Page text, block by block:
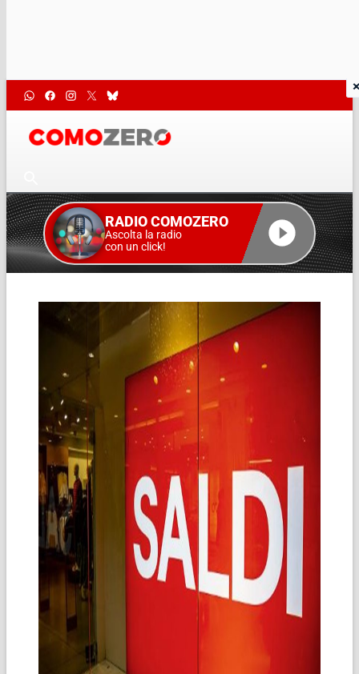
RADIO COMOZERO
Ascolta la radio
con un click!